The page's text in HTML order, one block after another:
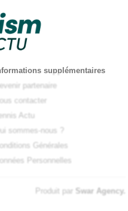
supplémentaires
partenaire
contacter
Actu
sommes-nous ?
Générales
Personnelles
Produit par Swar Agency.